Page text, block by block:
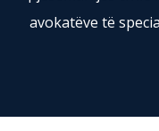
avokatëve të